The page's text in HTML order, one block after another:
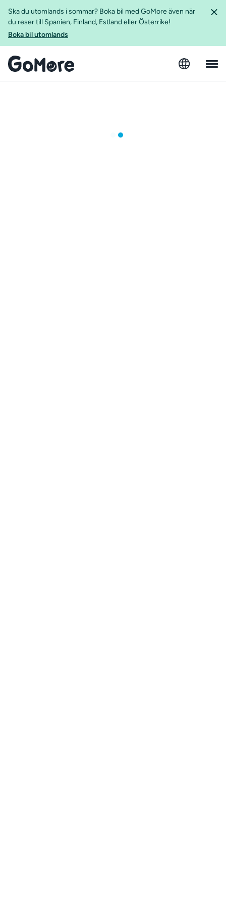
Ska du utomlands i sommar? Boka bil med GoMore även när
du reser till Spanien, Finland, Estland eller Österrike!
Boka bil utomlands